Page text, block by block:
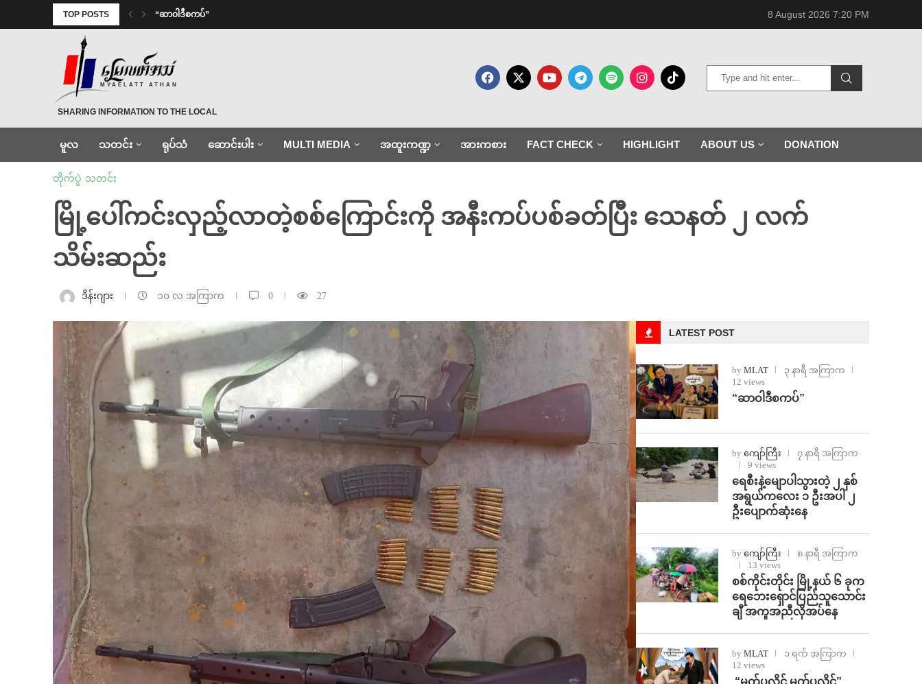
TOP POSTS “ဆာဝါဒီစကပ်” 8 August 2026 7:20 PM
MYAELATT ATHAN
SHARING INFORMATION TO THE LOCAL
မူလ သတင်း ရုပ်သံ ဆောင်းပါး MULTI MEDIA အထူးကဏ္ဍ အားကစား FACT CHECK HIGHLIGHT ABOUT US DONATION
တိုက်ပွဲ, သတင်း
မြို့ပေါ်ကင်းလှည့်လာတဲ့စစ်ကြောင်းကို အနီးကပ်ပစ်ခတ်ပြီး သေနတ် ၂ လက်
သိမ်းဆည်း
ဒိန်းဂျား ၁၀ လ အကြာက 0 27
LATEST POST
by MLAT
၃ နာရီ အကြာက
12 views
“ဆာဝါဒီစကပ်”
by ကျော်ကြီး
၇ နာရီ အကြာက
9 views
ရေစီးနဲ့မျောပါသွားတဲ့ ၂ နှစ်
အရွယ်ကလေး ၁ ဦးအပါ ၂
ဦးပျောက်ဆုံးနေ
by ကျော်ကြီး
၈ နာရီ အကြာက
13 views
စစ်ကိုင်းတိုင်း မြို့နယ် ၆ ခုက
ရေဘေးရှောင်ပြည်သူသောင်း
ချီ အကူအညီလိုအပ်နေ
by MLAT
၁ ရက် အကြာက
12 views
⁨ ⁨“မက်ပလိုင် မက်ပလိုင်”